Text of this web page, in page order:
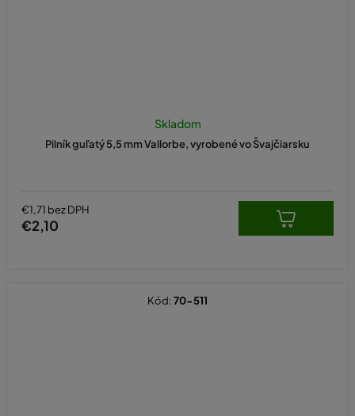
Pilník guľatý 5,5 mm Vallorbe, vyrobené vo Švajčiarsku
Skladom
€1,71 bez DPH
€2,10
Kód:70-511